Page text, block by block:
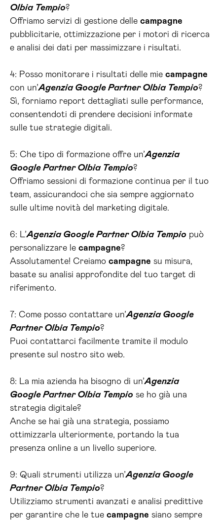
Olbia Tempio?
Offriamo servizi di gestione delle campagne
pubblicitarie, ottimizzazione per i motori di ricerca
e analisi dei dati per massimizzare i risultati.
4: Posso monitorare i risultati delle mie campagne
con un’Agenzia Google Partner Olbia Tempio?
Sì, forniamo report dettagliati sulle performance,
consentendoti di prendere decisioni informate
sulle tue strategie digitali.
5: Che tipo di formazione offre un’Agenzia
Google Partner Olbia Tempio?
Offriamo sessioni di formazione continua per il tuo
team, assicurandoci che sia sempre aggiornato
sulle ultime novità del marketing digitale.
6: L’Agenzia Google Partner Olbia Tempio può
personalizzare le campagne?
Assolutamente! Creiamo campagne su misura,
basate su analisi approfondite del tuo target di
riferimento.
7: Come posso contattare un’Agenzia Google
Partner Olbia Tempio?
Puoi contattarci facilmente tramite il modulo
presente sul nostro sito web.
8: La mia azienda ha bisogno di un’Agenzia
Google Partner Olbia Tempio se ho già una
strategia digitale?
Anche se hai già una strategia, possiamo
ottimizzarla ulteriormente, portando la tua
presenza online a un livello superiore.
9: Quali strumenti utilizza un’Agenzia Google
Partner Olbia Tempio?
Utilizziamo strumenti avanzati e analisi predittive
per garantire che le tue campagne siano sempre